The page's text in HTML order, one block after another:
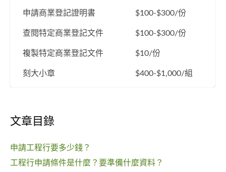
申請商業登記證明書 $100-$300/份
查閱特定商業登記文件 $100-$300/份
複製特定商業登記文件 $10/份
刻大小章 $400-$1,000/組
文章目錄
申請工程行要多少錢？
工程行申請條件是什麼？要準備什麼資料？